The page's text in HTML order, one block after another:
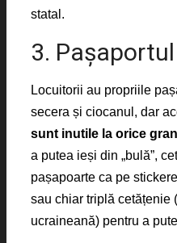
statal.
3. Pașaportul
Locuitorii au propriile
secera și ciocanul, dar
sunt inutile la orice
a putea ieși din „bulă”,
pașapoarte ca pe
sau chiar triplă cetățenie
ucraineană) pentru a